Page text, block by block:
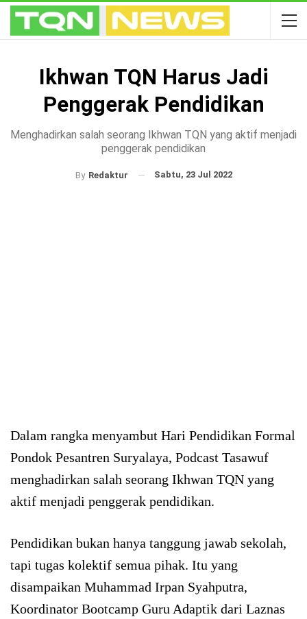
Ikhwan TQN Harus Jadi
Penggerak Pendidikan
Menghadirkan salah seorang Ikhwan TQN yang aktif menjadi
penggerak pendidikan
By Redaktur Sabtu, 23 Jul 2022
Dalam rangka menyambut Hari Pendidikan Formal
Pondok Pesantren Suryalaya, Podcast Tasawuf
menghadirkan salah seorang Ikhwan TQN yang
aktif menjadi penggerak pendidikan.
Pendidikan bukan hanya tanggung jawab sekolah,
tapi tugas kolektif semua pihak. Itu yang
disampaikan Muhammad Irpan Syahputra,
Koordinator Bootcamp Guru Adaptik dari Laznas